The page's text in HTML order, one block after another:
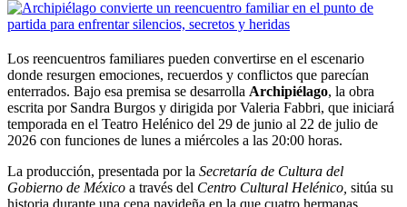
Los reencuentros familiares pueden convertirse en el escenario
donde resurgen emociones, recuerdos y conflictos que parecían
enterrados. Bajo esa premisa se desarrolla Archipiélago, la obra
escrita por Sandra Burgos y dirigida por Valeria Fabbri, que iniciará
temporada en el Teatro Helénico del 29 de junio al 22 de julio de
2026 con funciones de lunes a miércoles a las 20:00 horas.
La producción, presentada por la Secretaría de Cultura del
Gobierno de México a través del Centro Cultural Helénico, sitúa su
historia durante una cena navideña en la que cuatro hermanas